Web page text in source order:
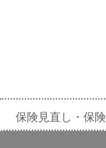
保険見直し・保